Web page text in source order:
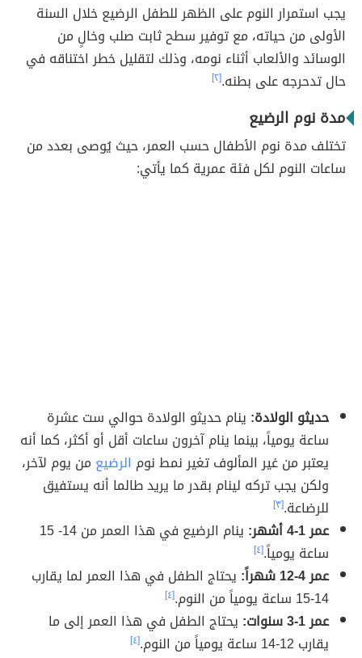
يجب استمرار النوم على الظهر للطفل الرضيع خلال السنة
الأولى من حياته، مع توفير سطح ثابت صلب وخالٍ من
الوسائد والألعاب أثناء نومه، وذلك لتقليل خطر اختناقه في
حال تدحرجه على بطنه.[٢]
مدة نوم الرضيع
تختلف مدة نوم الأطفال حسب العمر، حيث يُوصى بعدد من
ساعات النوم لكل فئة عمرية كما يأتي:
حديثو الولادة: ينام حديثو الولادة حوالي ست عشرة
ساعة يومياً، بينما ينام آخرون ساعات أقل أو أكثر، كما أنه
يعتبر من غير المألوف تغير نمط نوم الرضيع من يوم لآخر،
ولكن يجب تركه لينام بقدر ما يريد طالما أنه يستفيق
للرضاعة.[٣]
عمر 1-4 أشهر:
ينام الرضيع في هذا العمر من 14- 15
ساعة يومياً.[٤]
عمر 4-12 شهراً:
يحتاج الطفل في هذا العمر لما يقارب
14-15 ساعة يومياً من النوم.
[٤]
عمر 1-3 سنوات:
يحتاج الطفل في هذا العمر إلى ما
يقارب 12-14 ساعة يومياً من النوم.
[٤]